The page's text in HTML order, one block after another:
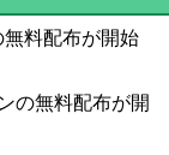
無料配布が開始
の無料配布が開